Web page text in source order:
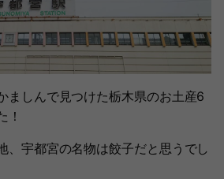
ましんで見つけた栃木県のお土産6
！
、宇都宮の名物は餃子だと思うでし